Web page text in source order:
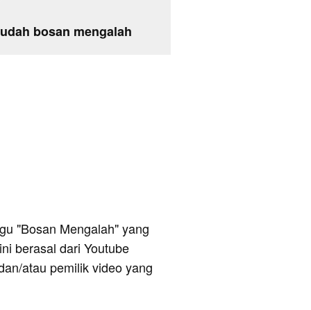
bosan mengalah
"Bosan Mengalah" yang
berasal dari Youtube
atau pemilik video yang